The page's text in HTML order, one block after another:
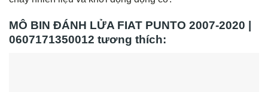
MÔ BIN ĐÁNH LỬA FIAT PUNTO 2007-2020 |
0607171350012 tương thích: